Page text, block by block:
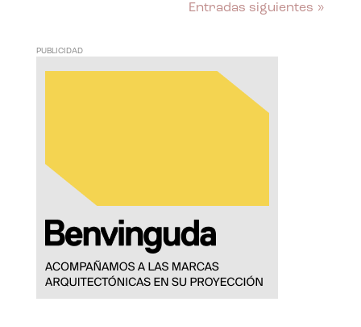
Entradas siguientes »
PUBLICIDAD